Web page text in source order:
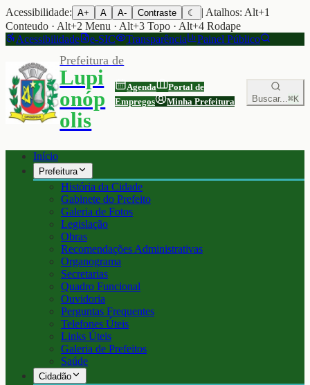
Acessibilidade: A+ A A- Contraste ☾
| Atalhos: Alt+1
Conteudo · Alt+2 Menu · Alt+3 Topo · Alt+4 Rodape
Acessibilidade
e-SIC Transparência Painel Público
Prefeitura de
Lupi
onóp
olis
Agenda
Portal de
Empregos
Minha Prefeitura Buscar...⌘K
Início
Prefeitura
História da Cidade
Gabinete do Prefeito
Galeria de Fotos
Legislação
Obras
Recomendações Administrativas
Organograma
Secretarias
Quadro Funcional
Ouvidoria
Perguntas Frequentes
Telefones Úteis
Links Úteis
Galeria de Prefeitos
Saúde
Cidadão